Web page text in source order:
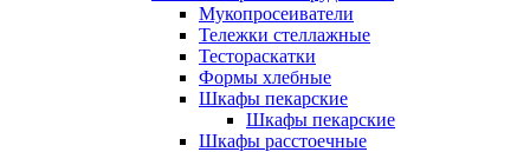
Мукопросеиватели
Тележки стеллажные
Тестораскатки
Формы хлебные
Шкафы пекарские
Шкафы пекарские
Шкафы расстоечные